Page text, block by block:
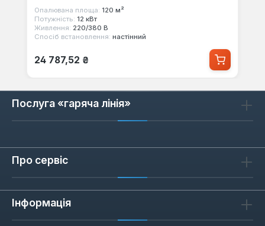
Опалювана площа: 120 м²
Потужність: 12 кВт
Живлення: 220/380 В
Спосіб встановлення: настінний
Звичайна ціна:
24 787,52 ₴
Послуга «гаряча лінія»
Про сервіс
Інформація